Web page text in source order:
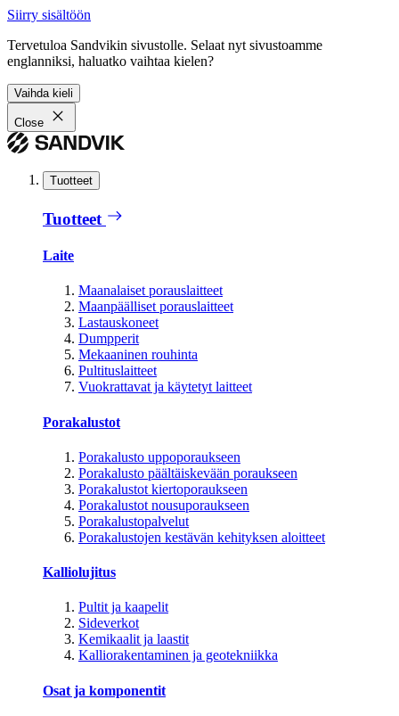
Siirry sisältöön
Tervetuloa Sandvikin sivustolle. Selaat nyt sivustoamme
englanniksi, haluatko vaihtaa kielen?
Vaihda kieli
Close
Tuotteet
Tuotteet
Laite
Maanalaiset porauslaitteet
Maanpäälliset porauslaitteet
Lastauskoneet
Dumpperit
Mekaaninen rouhinta
Pultituslaitteet
Vuokrattavat ja käytetyt laitteet
Porakalustot
Porakalusto uppoporaukseen
Porakalusto päältäiskevään poraukseen
Porakalustot kiertoporaukseen
Porakalustot nousuporaukseen
Porakalustopalvelut
Porakalustojen kestävän kehityksen aloitteet
Kalliolujitus
Pultit ja kaapelit
Sideverkot
Kemikaalit ja laastit
Kalliorakentaminen ja geotekniikka
Osat ja komponentit